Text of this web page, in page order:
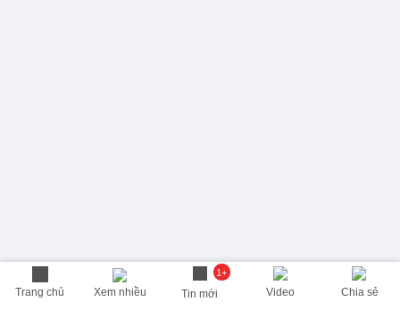
Trang chủ Xem nhiều
1+
Tin mới Video Chia sẻ